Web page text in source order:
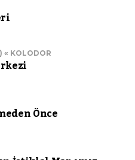
« KOLODOR
Önce